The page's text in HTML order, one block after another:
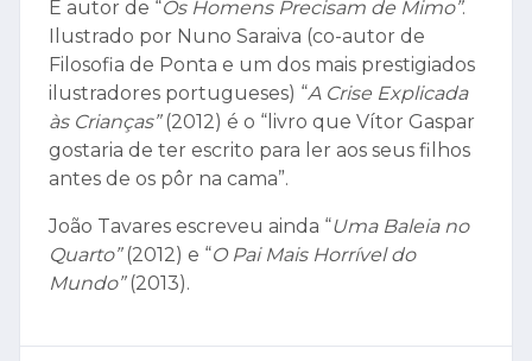
É autor de “Os Homens Precisam de Mimo”.
Ilustrado por Nuno Saraiva (co-autor de
Filosofia de Ponta e um dos mais prestigiados
ilustradores portugueses) “A Crise Explicada
às Crianças”(2012) é o “livro que Vítor Gaspar
gostaria de ter escrito para ler aos seus filhos
antes de os pôr na cama”.
João Tavares escreveu ainda “Uma Baleia no
Quarto”(2012) e “O Pai Mais Horrível do
Mundo”(2013).